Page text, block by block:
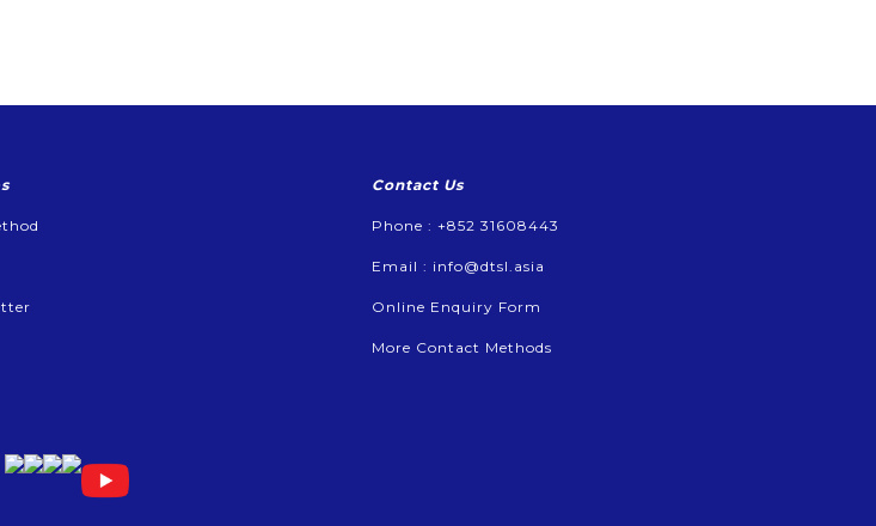
Contact Us
Phone : +852 31608443
Email : info@dtsl.asia
Online Enquiry Form
More Contact Methods